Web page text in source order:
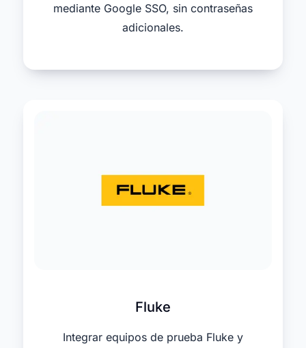
mediante Google SSO, sin contraseñas
adicionales.
Fluke
Integrar equipos de prueba Fluke y